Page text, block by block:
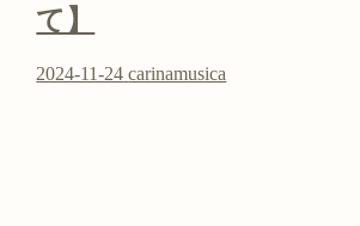
て】
2024-11-24 carinamusica